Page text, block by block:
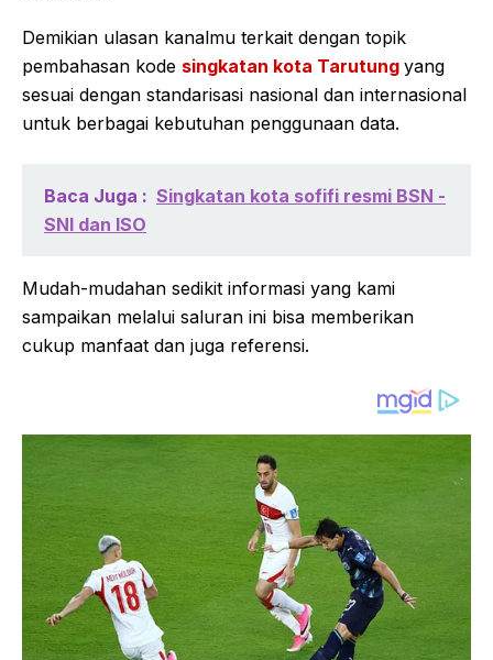
Demikian ulasan kanalmu terkait dengan topik
pembahasan kode singkatan kota Tarutung yang
sesuai dengan standarisasi nasional dan internasional
untuk berbagai kebutuhan penggunaan data.
Baca Juga : Singkatan kota sofifi resmi BSN -
SNI dan ISO
Mudah-mudahan sedikit informasi yang kami
sampaikan melalui saluran ini bisa memberikan
cukup manfaat dan juga referensi.